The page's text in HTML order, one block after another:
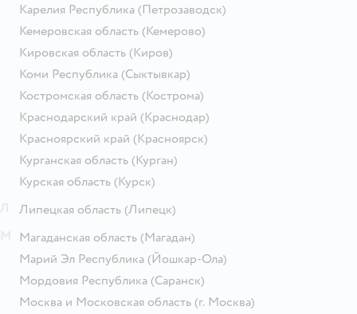
Карелия Республика (Петрозаводск)
Кемеровская область (Кемерово)
Кировская область (Киров)
Коми Республика (Сыктывкар)
Костромская область (Кострома)
Краснодарский край (Краснодар)
Красноярский край (Красноярск)
Курганская область (Курган)
Курская область (Курск)
Липецкая область (Липецк)
Магаданская область (Магадан)
Марий Эл Республика (Йошкар-Ола)
Мордовия Республика (Саранск)
Москва и Московская область (г. Москва)